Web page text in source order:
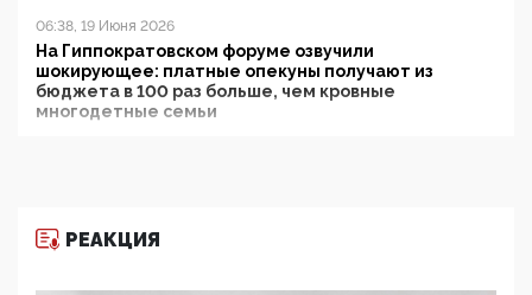
06:38, 19 Июня 2026
На Гиппократовском форуме озвучили
шокирующее: платные опекуны получают из
бюджета в 100 раз больше, чем кровные
многодетные семьи
11:53, 09 Июня 2026
РЕАКЦИЯ